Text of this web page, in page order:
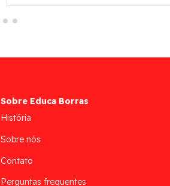
Sobre Educa Borras
História
Sobre nós
Contato
Perguntas frequentes